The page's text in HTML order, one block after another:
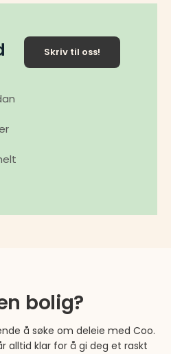
Skriv til oss!
bolig?
å søke om deleie med Coo.
alltid klar for å gi deg et raskt